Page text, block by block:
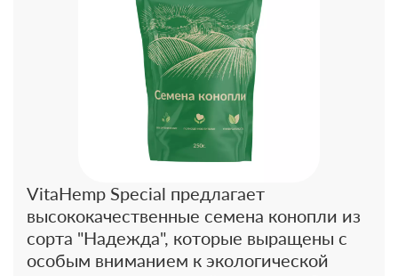
VitaHemp Special предлагает
высококачественные семена конопли из
сорта "Надежда", которые выращены с
особым вниманием к экологической